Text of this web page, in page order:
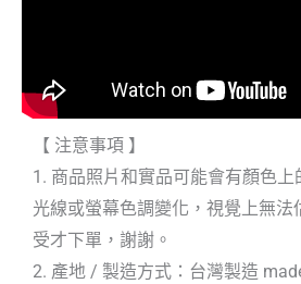
【 注意事項 】
1. 商品照片和實品可能會有顏色上
光線或螢幕色調變化，視覺上無法
受才下單，謝謝。
2. 產地 / 製造方式：台灣製造